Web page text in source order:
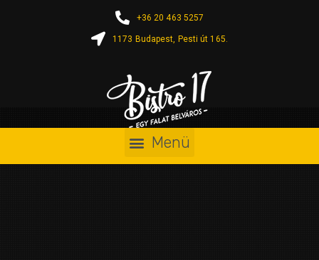
+36 20 463 5257
1173 Budapest, Pesti út 165.